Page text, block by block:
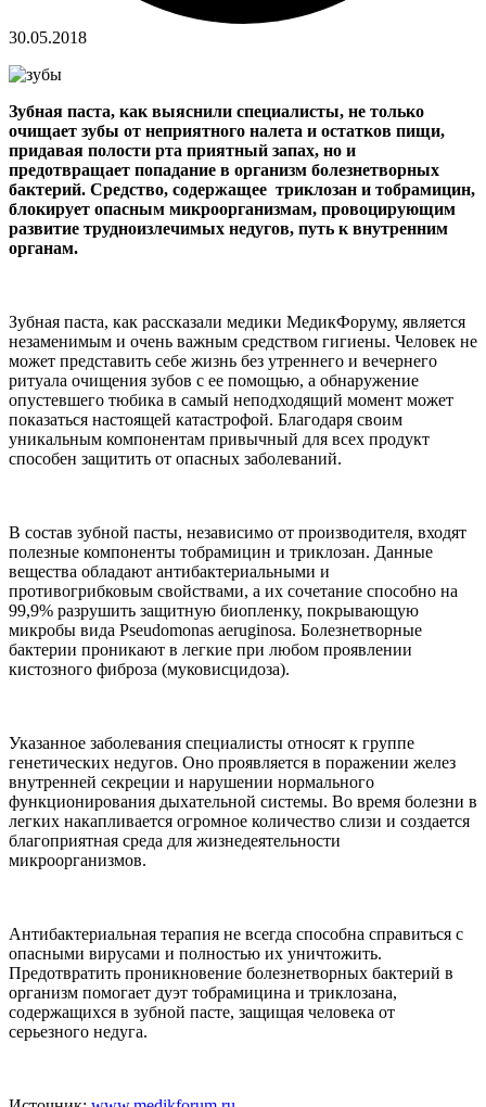
30.05.2018
Зубная паста, как выяснили специалисты, не только
очищает зубы от неприятного налета и остатков пищи,
придавая полости рта приятный запах, но и
предотвращает попадание в организм болезнетворных
бактерий. Средство, содержащее триклозан и тобрамицин,
блокирует опасным микроорганизмам, провоцирующим
развитие трудноизлечимых недугов, путь к внутренним
органам.
Зубная паста, как рассказали медики МедикФоруму, является
незаменимым и очень важным средством гигиены. Человек не
может представить себе жизнь без утреннего и вечернего
ритуала очищения зубов с ее помощью, а обнаружение
опустевшего тюбика в самый неподходящий момент может
показаться настоящей катастрофой. Благодаря своим
уникальным компонентам привычный для всех продукт
способен защитить от опасных заболеваний.
В состав зубной пасты, независимо от производителя, входят
полезные компоненты тобрамицин и триклозан. Данные
вещества обладают антибактериальными и
противогрибковым свойствами, а их сочетание способно на
99,9% разрушить защитную биопленку, покрывающую
микробы вида Pseudomonas aeruginosa. Болезнетворные
бактерии проникают в легкие при любом проявлении
кистозного фиброза (муковисцидоза).
Указанное заболевания специалисты относят к группе
генетических недугов. Оно проявляется в поражении желез
внутренней секреции и нарушении нормального
функционирования дыхательной системы. Во время болезни в
легких накапливается огромное количество слизи и создается
благоприятная среда для жизнедеятельности
микроорганизмов.
Антибактериальная терапия не всегда способна справиться с
опасными вирусами и полностью их уничтожить.
Предотвратить проникновение болезнетворных бактерий в
организм помогает дуэт тобрамицина и триклозана,
содержащихся в зубной пасте, защищая человека от
серьезного недуга.